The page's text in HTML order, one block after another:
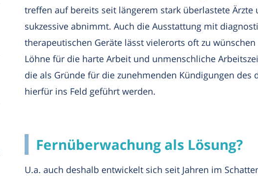
treffen auf bereits seit längerem stark überlastete Ärzte
sukzessive abnimmt. Auch die Ausstattung mit
therapeutischen Geräte lässt vielerorts oft zu
Löhne für die harte Arbeit und unmenschliche
die als Gründe für die zunehmenden Kündigungen des
hierfür ins Feld geführt werden.
Fernüberwachung als Lösung?
U.a. auch deshalb entwickelt sich seit Jahren im